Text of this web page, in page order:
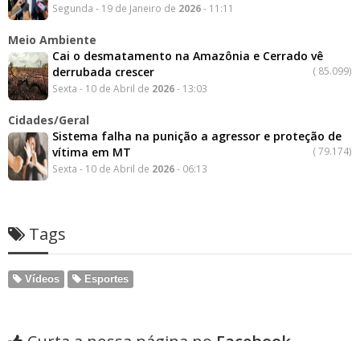
Segunda - 19 de Janeiro de 2026- 11:11
Meio Ambiente
Cai o desmatamento na Amazônia e Cerrado vê
derrubada crescer
( 85.099)
Sexta - 10 de Abril de 2026- 13:03
Cidades/Geral
Sistema falha na punição a agressor e proteção de
vítima em MT
(79.174)
Sexta - 10 de Abril de 2026- 06:13
Tags
Vídeos Esportes